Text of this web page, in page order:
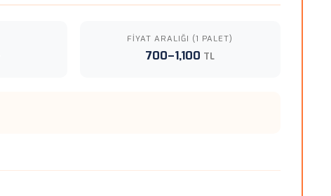
FIYAT ARALIĞI (1 PALET)
700–1,100 TL